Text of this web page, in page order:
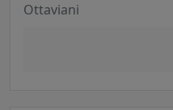
Ottaviani